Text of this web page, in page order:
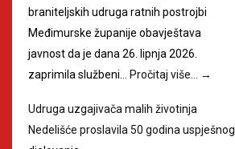
braniteljskih udruga ratnih postrojbi
Međimurske županije obavještava
javnost da je dana 26. lipnja 2026.
zaprimila službeni…
Pročitaj više… →
Udruga uzgajivača malih životinja
Nedelišće proslavila 50 godina uspješnog